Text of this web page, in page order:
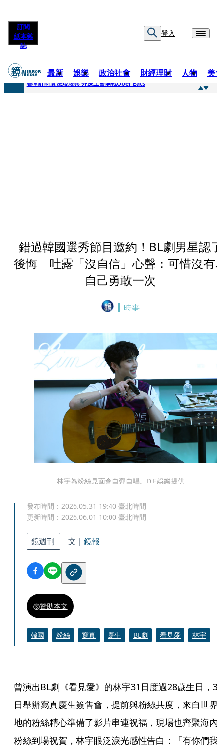
訂閱
紙本雜
誌
登入
最新 娛樂 政治社會 財經理財 人物 美
快訊
疊單計時算法現歧異 外送工會開戰Uber Eats
錯過韓國選秀節目邀約！BL劇男星認
後悔 吐露「沒自信」心聲：可惜沒有
自己勇敢一次
時事
林宇為粉絲見面會自彈自唱。D.E娛樂提供
發布時間： 2026.05.31 19:40 臺北時間
更新時間： 2026.06.01 10:00 臺北時間
鏡週刊 文｜ 鏡報
贊助本文
韓國 粉絲 寫真 慶生 BL劇 看見愛 林宇
曾演出BL劇《看見愛》的林宇31日度過28歲生日，
日舉辦寫真慶生簽售會，提前與粉絲共度，來自世界
地的粉絲精心準備了影片串連祝福，現場也齊聚海內
粉絲到場祝賀，林宇眼泛淚光感性告白：「有你們我